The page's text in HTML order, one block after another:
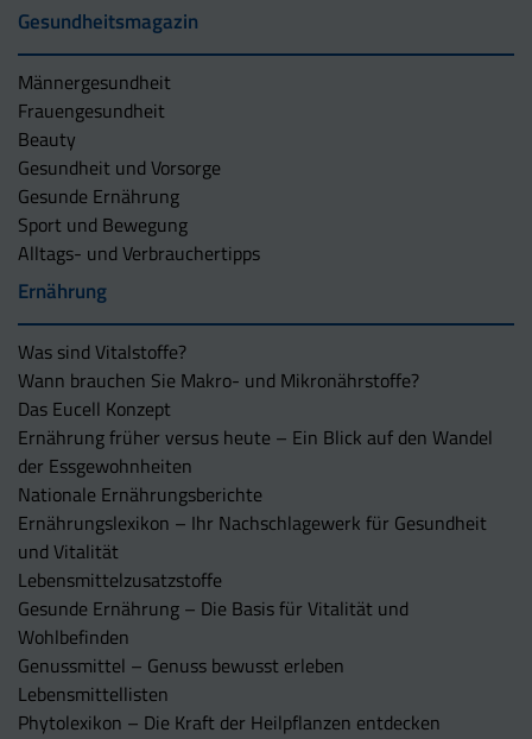
Gesundheitsmagazin
Männergesundheit
Frauengesundheit
Beauty
Gesundheit und Vorsorge
Gesunde Ernährung
Sport und Bewegung
Alltags- und Verbrauchertipps
Ernährung
Was sind Vitalstoffe?
Wann brauchen Sie Makro- und Mikronährstoffe?
Das Eucell Konzept
Ernährung früher versus heute – Ein Blick auf den Wandel
der Essgewohnheiten
Nationale Ernährungsberichte
Ernährungslexikon – Ihr Nachschlagewerk für Gesundheit
und Vitalität
Lebensmittelzusatzstoffe
Gesunde Ernährung – Die Basis für Vitalität und
Wohlbefinden
Genussmittel – Genuss bewusst erleben
Lebensmittellisten
Phytolexikon – Die Kraft der Heilpflanzen entdecken